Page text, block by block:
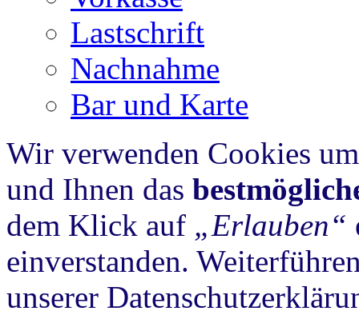
Lastschrift
Nachnahme
Bar und Karte
Wir verwenden Cookies
und Ihnen das
dem Klick auf „Erlauben“
einverstanden.
unserer